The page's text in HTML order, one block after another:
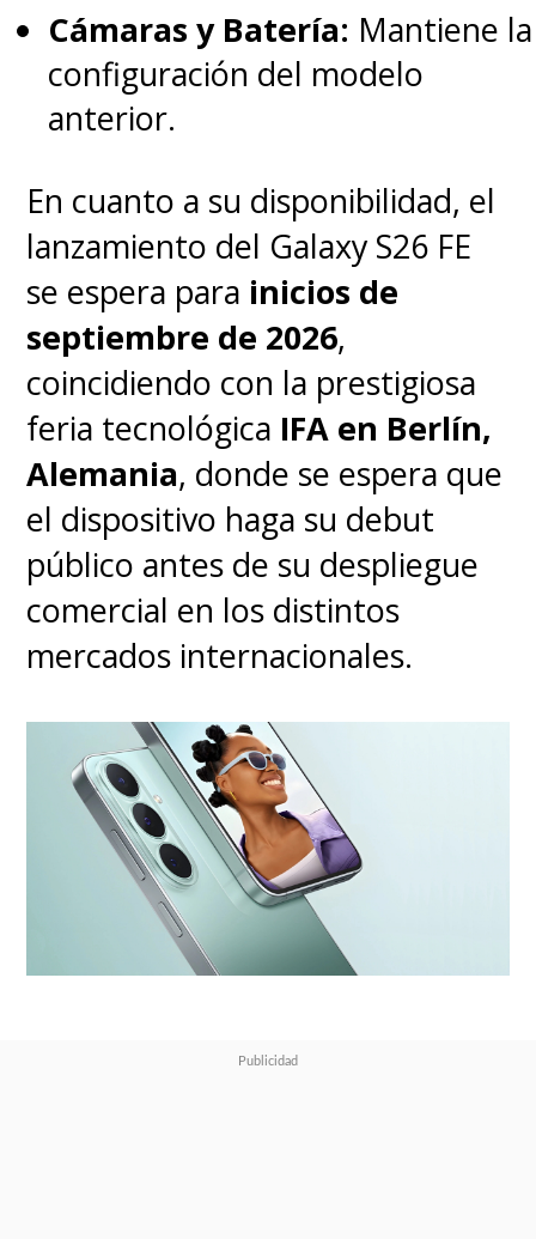
Cámaras y Batería: Mantiene la
configuración del modelo
anterior.
En cuanto a su disponibilidad, el
lanzamiento del Galaxy S26 FE
se espera para inicios de
septiembre de 2026,
coincidiendo con la prestigiosa
feria tecnológica IFA en Berlín,
Alemania, donde se espera que
el dispositivo haga su debut
público antes de su despliegue
comercial en los distintos
mercados internacionales.